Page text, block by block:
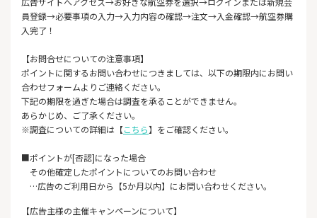
員登録→必要事項の入力→入力内容の確認→注文→入金確認→航空券購
入完了！
【お問合せについての注意事項】
ポイントに関するお問い合わせにつきましては、以下の期限内にお問い
合わせフォームよりご連絡ください。
下記の期限を過ぎた場合は調査を承ることができません。
あらかじめ、ご了承ください。
※調査についての詳細は【こちら】をご確認ください。
■ポイントが[否認]になった場合
その他確定したポイントについてのお問い合わせ
…広告のご利用日から【5か月以内】にお問い合わせください。
【広告主様の主催キャンペーンについて】